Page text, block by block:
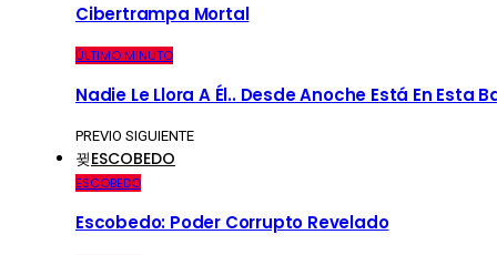
Cibertrampa Mortal
ÚLTIMO MINUTO
Nadie Le Llora A Él.. Desde Anoche Está En Esta
PREVIO SIGUIENTE
ESCOBEDO
ESCOBEDO
Escobedo: Poder Corrupto Revelado